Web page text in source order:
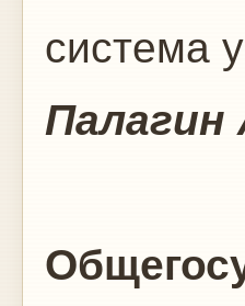
система
Палагин
ОТ